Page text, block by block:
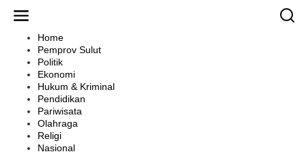
Home
Pemprov Sulut
Politik
Ekonomi
Hukum & Kriminal
Pendidikan
Pariwisata
Olahraga
Religi
Nasional